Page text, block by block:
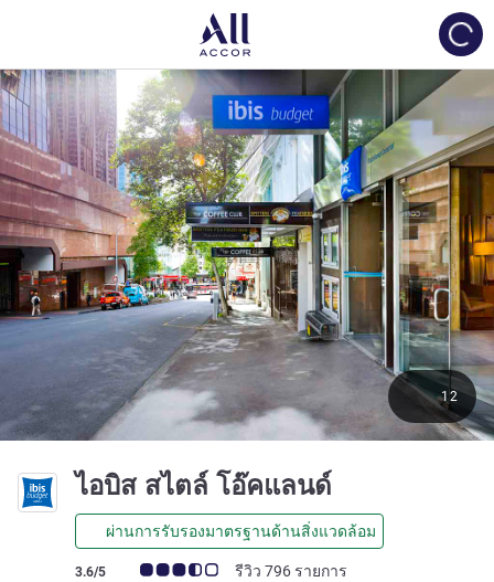
ไอบิส สไตล์ โอ๊คแลนด์
ผ่านการรับรองมาตรฐานด้านสิ่งแวดล้อม
คะแนนความคิดเห็นจากแขก (เรทติ้งบน ALL)
3.6/5 รีวิว 796 รายการ
12